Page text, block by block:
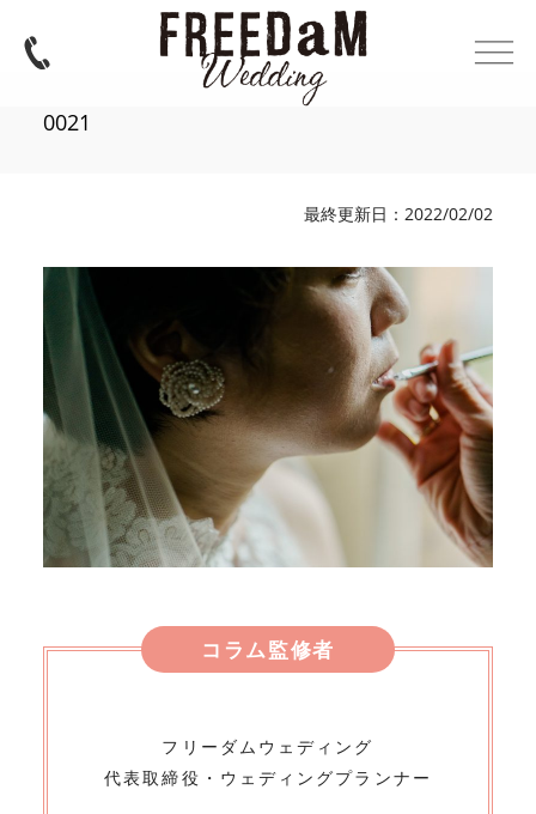
0021
最終更新日：2022/02/02
コラム監修者
フリーダムウェディング
代表取締役・ウェディングプランナー